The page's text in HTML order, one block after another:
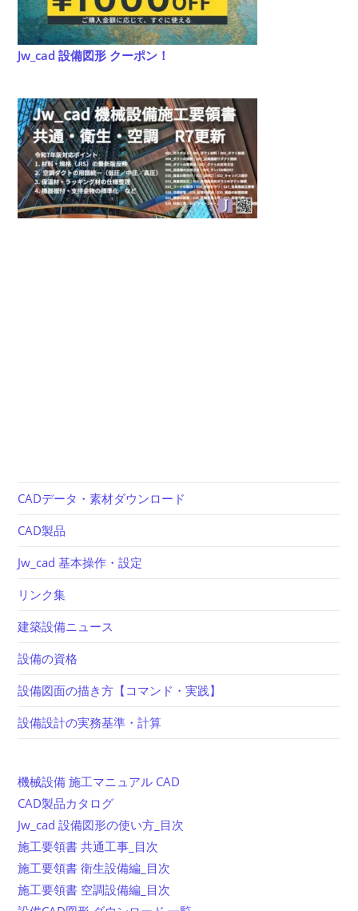
Jw_cad 設備図形 クーポン！
CADデータ・素材ダウンロード
CAD製品
Jw_cad 基本操作・設定
リンク集
建築設備ニュース
設備の資格
設備図面の描き方【コマンド・実践】
設備設計の実務基準・計算
機械設備 施工マニュアル CAD
CAD製品カタログ
Jw_cad 設備図形の使い方_目次
施工要領書 共通工事_目次
施工要領書 衛生設備編_目次
施工要領書 空調設備編_目次